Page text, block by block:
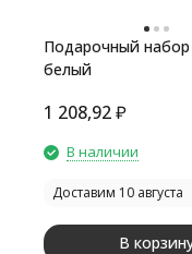
Подарочный набор
белый
1 208,92₽
В наличии
Доставим 10 августа
В